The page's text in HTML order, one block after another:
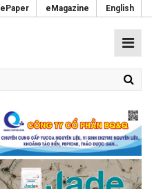
ePaper eMagazine English